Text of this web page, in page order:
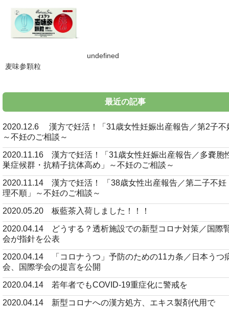
麦味参顆粒
undefined
最近の記事
2020.12.6 漢方で妊活！「31歳女性妊娠出産報告／第2子不
～不妊のご相談～
2020.11.16 漢方で妊活！「31歳女性妊娠出産報告／多嚢胞
巣症候群・抗精子抗体高め」～不妊のご相談～
2020.11.14 漢方で妊活！ 「38歳女性出産報告／第二子不妊
理不順」～不妊のご相談～
2020.05.20 板藍茶入荷しました！！！
2020.04.14 どうする？透析施設での新型コロナ対策／国際
会が指針を公表
2020.04.14 「コロナうつ」予防のための11カ条／日本うつ
会、国際学会の提言を公開
2020.04.14 若年者でもCOVID-19重症化に警戒を
2020.04.14 新型コロナへの漢方処方、エキス製剤代用で